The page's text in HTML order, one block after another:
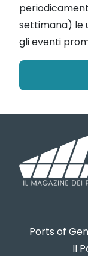
settimana) le
gli eventi
Ports of
Il